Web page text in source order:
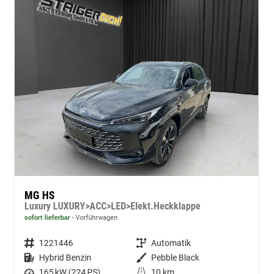
MG HS
Luxury LUXURY>ACC>LED>Elekt.Heckklappe
sofort lieferbar Vorführwagen
Fahrzeugnummer 1221446 Getriebe Automatik
Kraftstoff Hybrid Benzin Außenfarbe Pebble Black